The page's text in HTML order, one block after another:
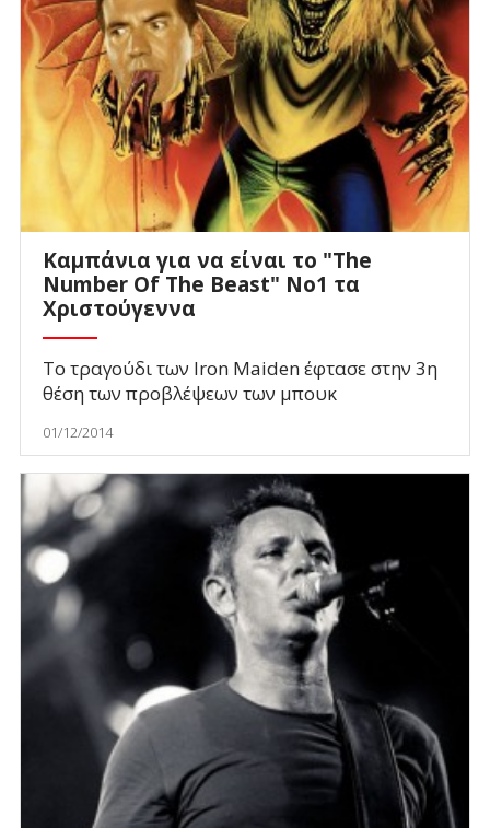
Kαμπάνια για να είναι το "The
Number Of The Beast" Νο1 τα
Χριστούγεννα
Το τραγούδι των Ιron Maiden έφτασε στην 3η
θέση των προβλέψεων των μπουκ
01/12/2014